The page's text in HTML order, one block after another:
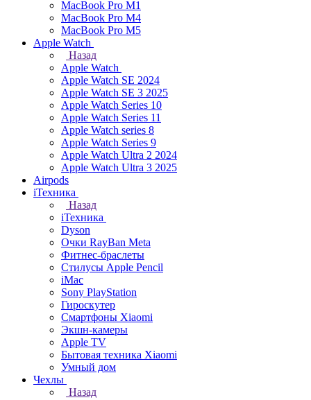
MacBook Pro M1
MacBook Pro M4
MacBook Pro M5
Apple Watch
Назад
Apple Watch
Apple Watch SE 2024
Apple Watch SE 3 2025
Apple Watch Series 10
Apple Watch Series 11
Apple Watch series 8
Apple Watch Series 9
Apple Watch Ultra 2 2024
Apple Watch Ultra 3 2025
Airpods
iТехника
Назад
iТехника
Dyson
Очки RayBan Meta
Фитнес-браслеты
Стилусы Apple Pencil
iMac
Sony PlayStation
Гироскутер
Смартфоны Xiaomi
Экшн-камеры
Apple TV
Бытовая техника Xiaomi
Умный дом
Чехлы
Назад